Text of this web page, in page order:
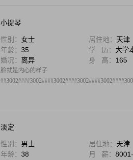
小提琴
性别： 女士 居住地： 天津
年龄： 35 学 历： 大学
婚况： 离异 身 高： 165
脸就是内心的样子
淡定
性别： 男士 居住地： 天津
年龄： 38 月 薪：